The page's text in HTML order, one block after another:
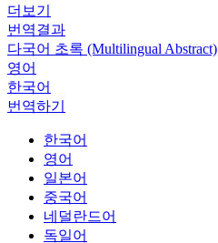
더보기
번역결과
다국어 초록 (Multilingual Abstract)
영어
한국어
번역하기
한국어
영어
일본어
중국어
네덜란드어
독일어